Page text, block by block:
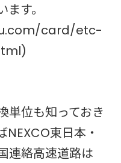
す。
card/etc-
単位も知っておき
NEXCO東日本・
連絡高速道路は